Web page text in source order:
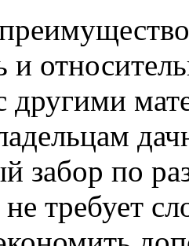
и
другими
забор по
требует